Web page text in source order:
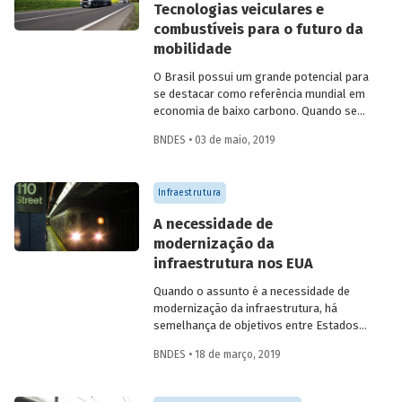
aeroportuárias no Brasil.
Tecnologias veiculares e
combustíveis para o futuro da
mobilidade
O Brasil possui um grande potencial para
se destacar como referência mundial em
economia de baixo carbono. Quando se
brasileira, o país apresenta participação
média mundial. Como o país tem uma
matriz elétrica majoritariamente limpa, as
transportes respondem pela maior parte
das emissões de gases de efeito estufa
oriundas da produção e da utilização de
gasolina e diesel. Em entrevista com o
Presidente da Datagro, Dr. Plinio Nastari,
abordamos as principais questões
ligadas ao futuro da mobilidade,
BNDES • 03 de maio, 2019
Infraestrutura
A necessidade de
modernização da
infraestrutura nos EUA
Quando o assunto é a necessidade de
modernização da infraestrutura, há
semelhança de objetivos entre Estados
ambos, existe o diagnóstico de que os
sair de níveis entre 2% e 2,5% do produto
BNDES • 18 de março, 2019